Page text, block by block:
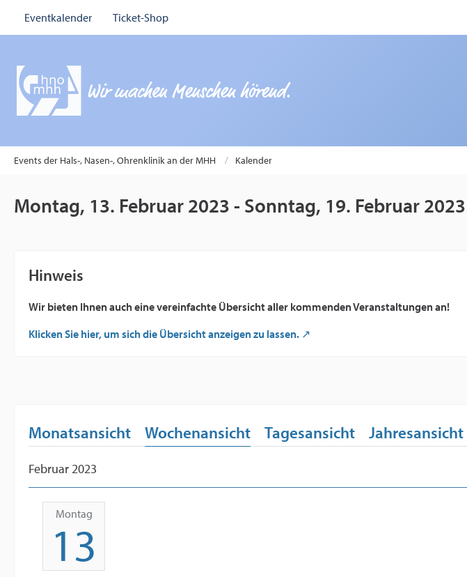
Eventkalender Ticket-Shop
Events der Hals-, Nasen-, Ohrenklinik an der MHH Kalender
Montag, 13. Februar 2023 - Sonntag, 19. Februar 2023
Hinweis
Wir bieten Ihnen auch eine vereinfachte Übersicht aller kommenden Veranstaltungen an!
Klicken Sie hier, um sich die Übersicht anzeigen zu lassen.
Monatsansicht Wochenansicht Tagesansicht Jahresansicht
Februar 2023
Montag
13